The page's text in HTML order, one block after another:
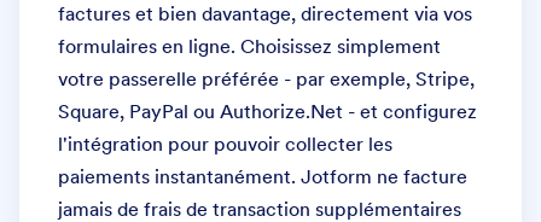
factures et bien davantage, directement via vos
formulaires en ligne. Choisissez simplement
votre passerelle préférée - par exemple, Stripe,
Square, PayPal ou Authorize.Net - et configurez
l'intégration pour pouvoir collecter les
paiements instantanément. Jotform ne facture
jamais de frais de transaction supplémentaires